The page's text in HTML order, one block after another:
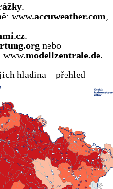
.
www.accuweather.com,
.
nebo
www.modellzentrale.de.
hladina – přehled